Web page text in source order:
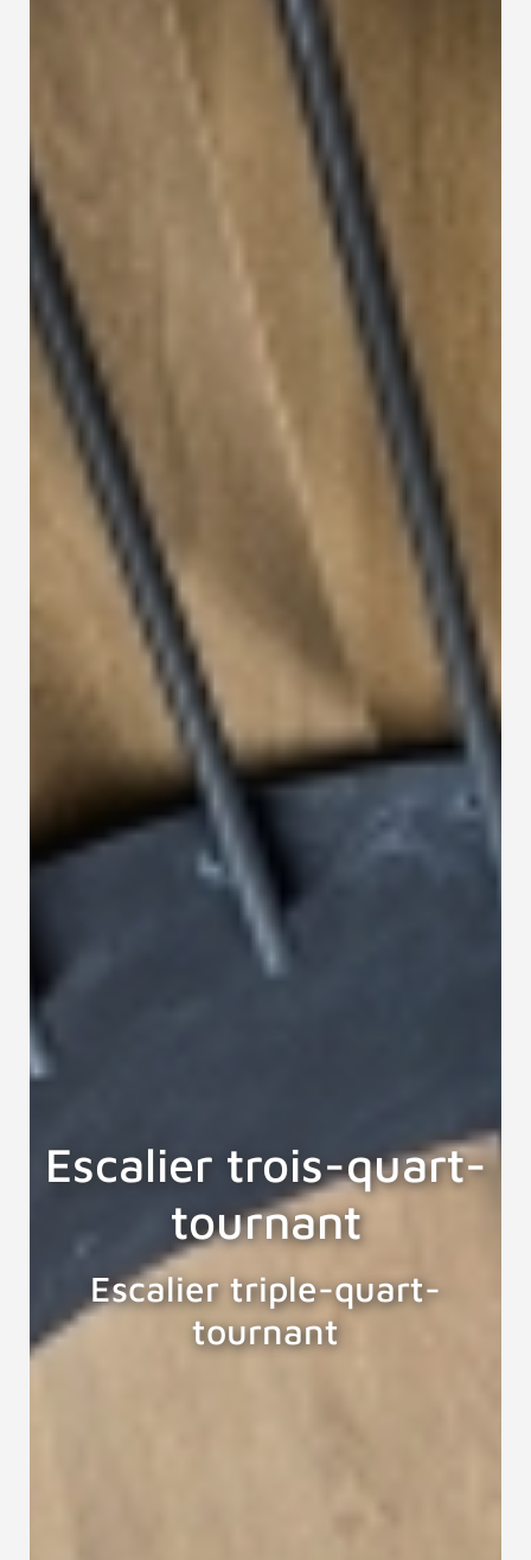
Escalier trois-quart-
tournant
Escalier triple-quart-
tournant